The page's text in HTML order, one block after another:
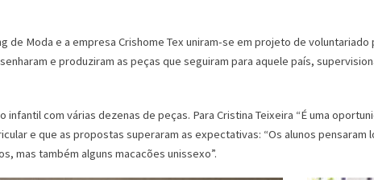
de Moda e a empresa Crishome Tex uniram-se em projeto de
e produziram as peças que seguiram para aquele país,
com várias dezenas de peças. Para Cristina Teixeira “É uma
e que as propostas superaram as expectativas: “Os alunos
mas também alguns macacões unissexo”.